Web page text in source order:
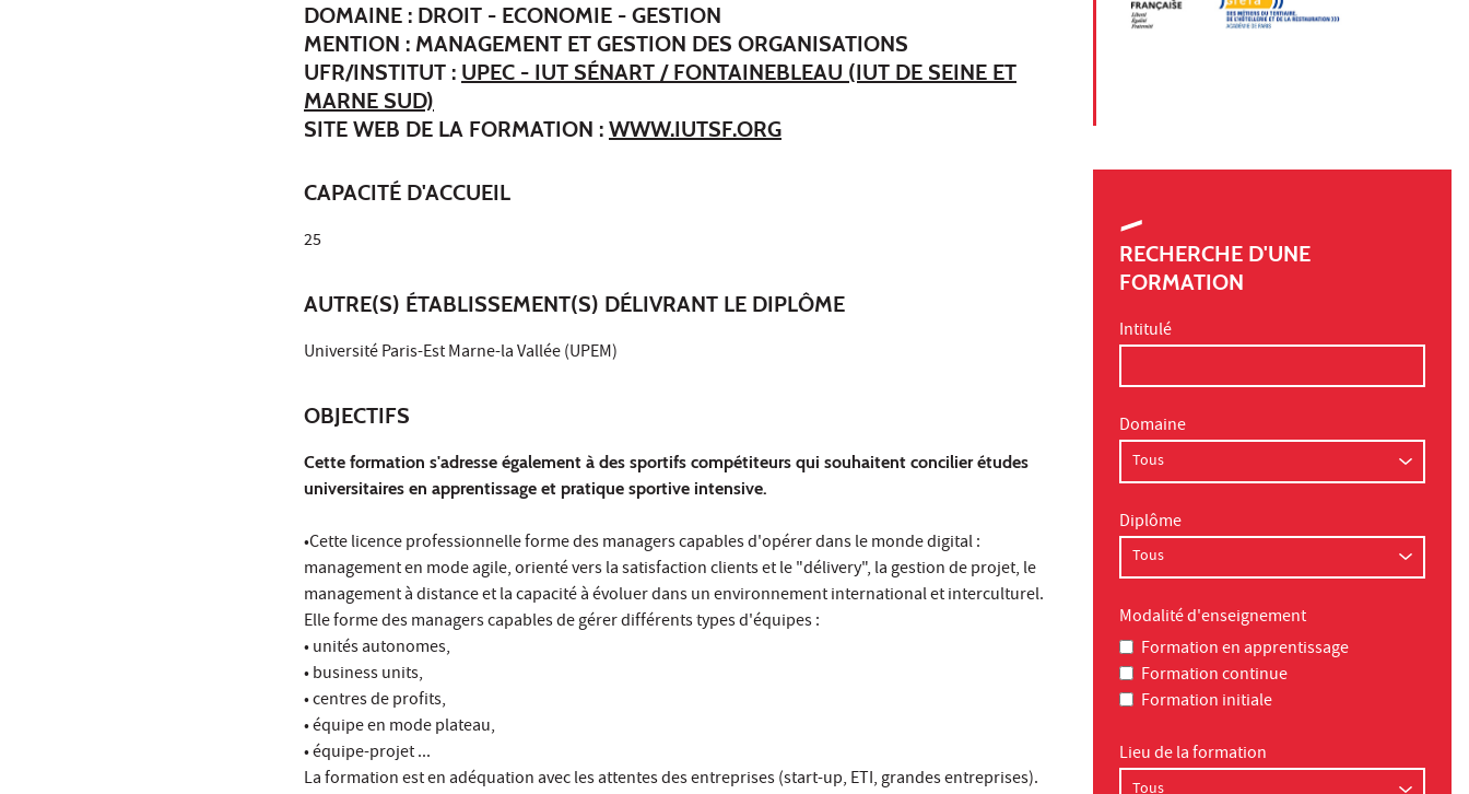
DOMAINE : DROIT - ECONOMIE - GESTION
MENTION : MANAGEMENT ET GESTION DES ORGANISATIONS
UFR/INSTITUT : UPEC - IUT SÉNART / FONTAINEBLEAU (IUT DE SEINE ET
MARNE SUD)
SITE WEB DE LA FORMATION : WWW.IUTSF.ORG
CAPACITÉ D'ACCUEIL
25
AUTRE(S) ÉTABLISSEMENT(S) DÉLIVRANT LE DIPLÔME
Université Paris-Est Marne-la Vallée (UPEM)
OBJECTIFS
Cette formation s'adresse également à des sportifs compétiteurs qui souhaitent concilier études
universitaires en apprentissage et pratique sportive intensive.
•Cette licence professionnelle forme des managers capables d'opérer dans le monde digital :
management en mode agile, orienté vers la satisfaction clients et le "délivery", la gestion de projet, le
management à distance et la capacité à évoluer dans un environnement international et interculturel.
Elle forme des managers capables de gérer différents types d'équipes :
• unités autonomes,
• business units,
• centres de profits,
• équipe en mode plateau,
• équipe-projet ...
La formation est en adéquation avec les attentes des entreprises (start-up, ETI, grandes entreprises).
RECHERCHE D'UNE
FORMATION
Intitulé
Domaine
Diplôme
Modalité d'enseignement
Formation en apprentissage
Formation continue
Formation initiale
Lieu de la formation